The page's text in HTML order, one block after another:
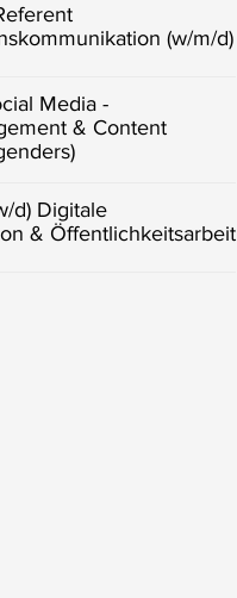
(w/m/d)
Media -
& Content
d) Digitale
& Öffentlichkeitsarbeit